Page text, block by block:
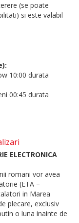
(se poate
si este valabil
10:00 durata
00:45 durata
ELECTRONICA
romani vor avea
(ETA –
in Marea
plecare, exclusiv
o luna inainte de